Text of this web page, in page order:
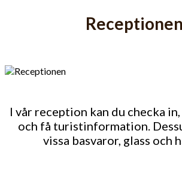
Receptionen
I vår reception kan du checka
och få turistinformation.
vissa basvaror, glass och